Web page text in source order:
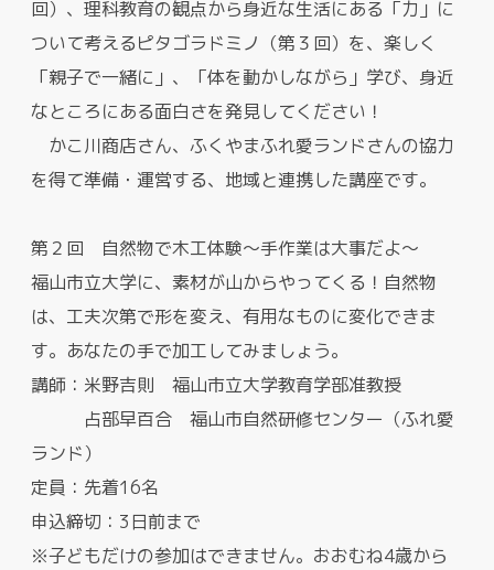
回）、理科教育の観点から身近な生活にある「力」に
ついて考えるピタゴラドミノ（第３回）を、楽しく
「親子で一緒に」、「体を動かしながら」学び、身近
なところにある面白さを発見してください！
かこ川商店さん、ふくやまふれ愛ランドさんの協力
を得て準備・運営する、地域と連携した講座です。
第２回 自然物で木工体験～手作業は大事だよ～
福山市立大学に、素材が山からやってくる！自然物
は、工夫次第で形を変え、有用なものに変化できま
す。あなたの手で加工してみましょう。
講師：米野吉則 福山市立大学教育学部准教授
占部早百合 福山市自然研修センター（ふれ愛
ランド）
定員：先着16名
申込締切：3日前まで
※子どもだけの参加はできません。おおむね4歳から